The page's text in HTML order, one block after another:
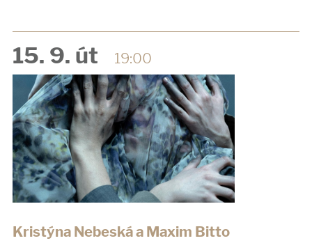
15. 9. út 19:00
Kristýna Nebeská a Maxim Bitto